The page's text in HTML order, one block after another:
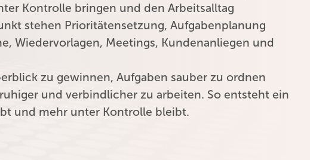
Kontrolle bringen und den Arbeitsalltag
stehen Prioritätensetzung, Aufgabenplanung
Wiedervorlagen, Meetings, Kundenanliegen und
zu gewinnen, Aufgaben sauber zu ordnen
und verbindlicher zu arbeiten. So entsteht ein
und mehr unter Kontrolle bleibt.